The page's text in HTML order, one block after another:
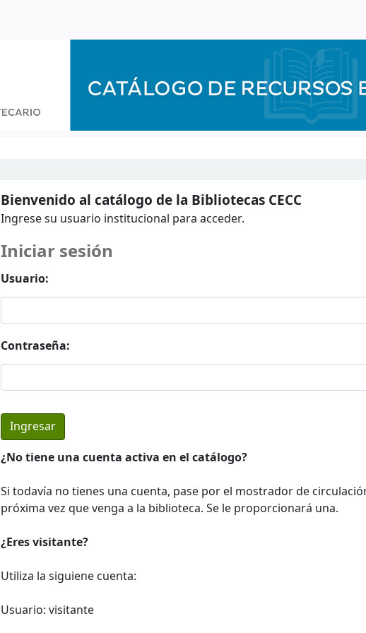
Bienvenido al catálogo de la Bibliotecas CECC
Ingrese su usuario institucional para acceder.
Iniciar sesión
Usuario:
Contraseña:
¿No tiene una cuenta activa en el catálogo?
Si todavía no tienes una cuenta, pase por el mostrador de
próxima vez que venga a la biblioteca. Se le proporcionará una.
¿Eres visitante?
Utiliza la siguiene cuenta:
Usuario: visitante